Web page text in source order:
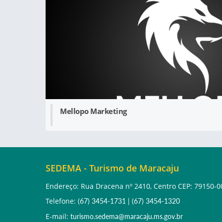
Mellopo Marketing
SEDEMA - Turismo de Maracaju
Endereço: Rua Dracena nº 2410, Centro CEP: 79150-
Telefone: (67) 3454-1731 | (67) 3454-1320
E-mail: turismo.sedema@maracaju.ms.gov.br